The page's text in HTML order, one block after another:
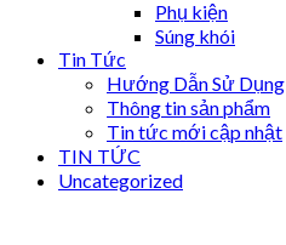
Phụ kiện
Súng khói
Tin Tức
Hướng Dẫn Sử Dụng
Thông tin sản phẩm
Tin tức mới cập nhật
TIN TỨC
Uncategorized